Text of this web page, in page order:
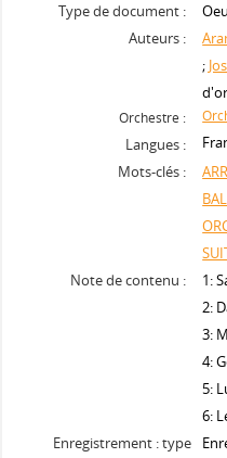
Type de document :
Auteurs :
;
Orchestre :
Langues :
Mots-clés :
Note de contenu :
1:
2:
3:
4:
5:
6:
Enregistrement : type